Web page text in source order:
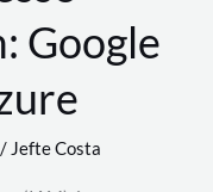
Google
/ Jefte Costa